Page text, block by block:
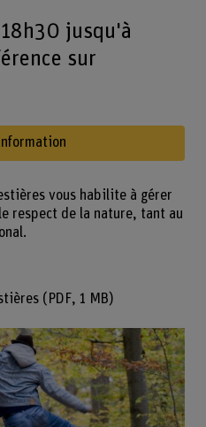
jusqu'à
sur
vous habilite à gérer
respect de la nature, tant au
(PDF, 1 MB)